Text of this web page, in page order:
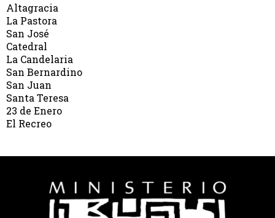
Altagracia
La Pastora
San José
Catedral
La Candelaria
San Bernardino
San Juan
Santa Teresa
23 de Enero
El Recreo